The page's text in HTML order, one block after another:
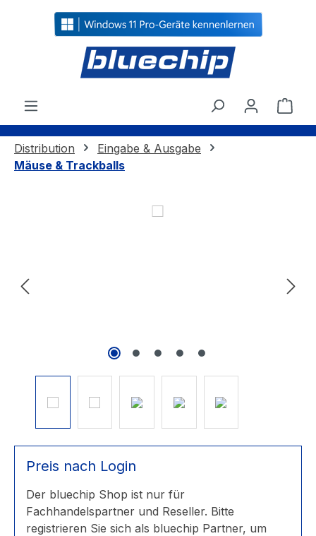
springen
Distribution
Eingabe & Ausgabe
Mäuse & Trackballs
Bildergalerie überspringen
Preis nach Login
Der bluechip Shop ist nur für
Fachhandelspartner und Reseller. Bitte
registrieren Sie sich als bluechip Partner, um